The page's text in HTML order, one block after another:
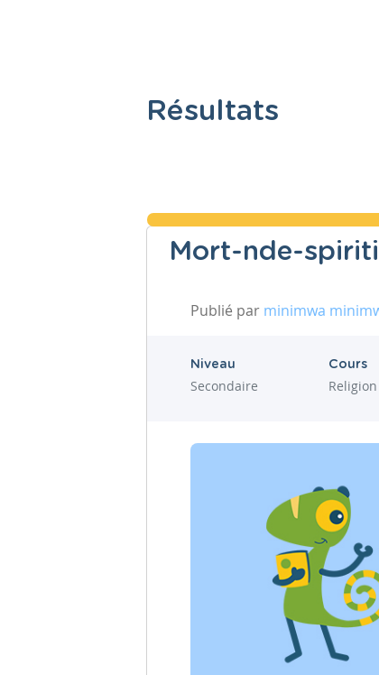
Résultats
Mort-nde-
Publié par minimwa
Niveau
Secondaire
Cours